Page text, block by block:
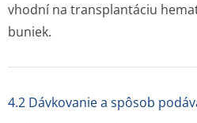
vhodní na transplantáciu
buniek.
4.2 Dávkovanie a spôsob